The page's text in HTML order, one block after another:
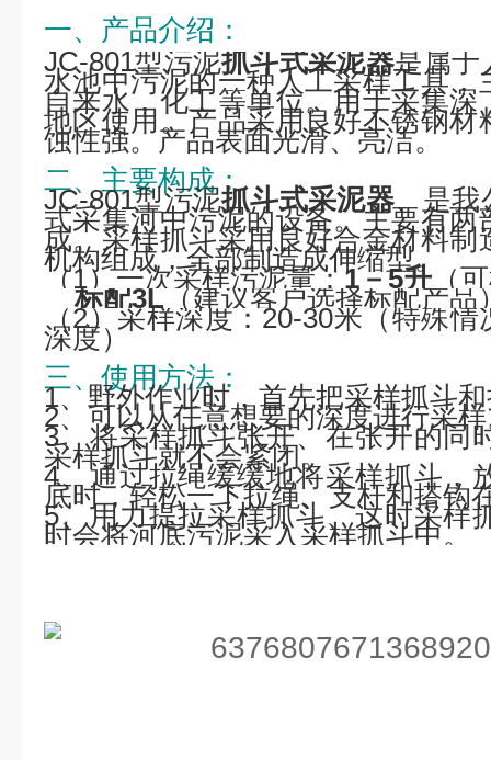
一、产品介绍：
JC-801型污泥抓斗式采泥器是属于
水池中污泥的一种人工采样工具
自来水，化工等单位。用于采集
地区使用。产品采用良好不锈钢
蚀性强。产品表面光滑、亮洁。
二、主要构成：
JC-801型污泥抓斗式采泥器、是我
式采集河中污泥的设备。主要有
成。采样抓斗采用良好合金材料
机构组成，全部制造成伸缩型。
（1）一次采样污泥量： 1－5升 （
标配3L（建议客户选择标配产品
（2）采样深度：20-30米（特殊
深度）
三、使用方法：
1、野外作业时，首先把采样抓斗
2、可以从任意想要的深度进行采
3、将采样抓斗张开、在张开的同
采样抓斗就不会紧闭。
4、通过拉绳缓缓地将采样抓斗，
底时，轻松一下拉绳、支杆和搭钩
5、用力提拉采样抓斗、这时采样
时会将河底污泥采入采样抓斗中。